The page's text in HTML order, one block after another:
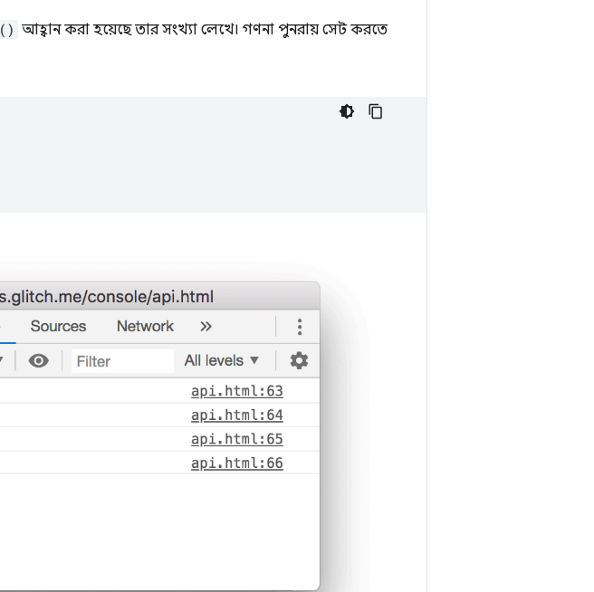
আহ্বান করা হয়েছে তার সংখ্যা লেখে। গণনা পুনরায় সেট করতে